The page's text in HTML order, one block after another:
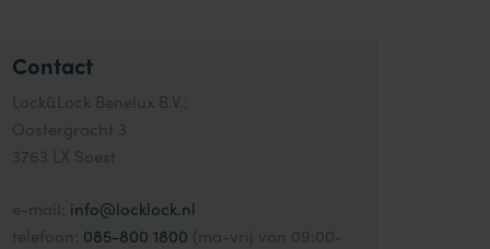
Contact
info@locklock.nl
085-800 1800